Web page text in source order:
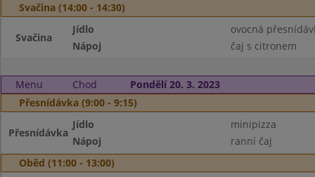
Svačina (14:00 - 14:30)
Svačina
Jídlo
ovocná
Nápoj
čaj s citronem
Menu Chod
Pondělí 20. 3. 2023
Přesnídávka (9:00 - 9:15)
Přesnídávka
Jídlo
minipizza
Nápoj
ranní čaj
Oběd (11:00 - 13:00)